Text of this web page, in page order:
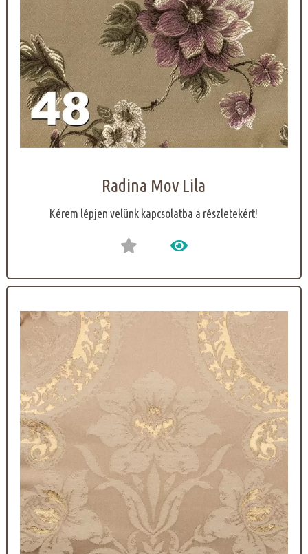
Radina Mov Lila
Kérem lépjen velünk kapcsolatba a részletekért!